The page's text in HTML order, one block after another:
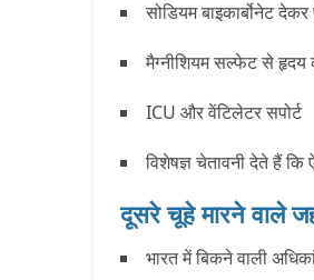
सोडियम बाइकार्बोनेट
मैग्नीशियम सल्फेट से हृदय
ICU और वेंटिलेटर सपोर्ट
विशेषज्ञ चेतावनी देते हैं
दूसरे चूहे मारने वाले
भारत में बिकने वाली